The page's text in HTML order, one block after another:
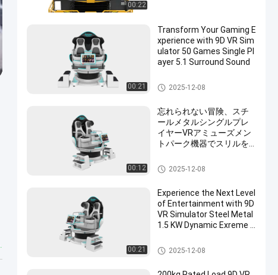
00:22
00:21
Transform Your Gaming E
xperience with 9D VR Sim
ulator 50 Games Single Pl
ayer 5.1 Surround Sound
9D VRシミュレータ
2025-12-08
00:12
忘れられない冒険、スチ
ールメタルシングルプレ
イヤーVRアミューズメン
トパーク機器でスリルを
9D VRシミュレータ
2025-12-08
00:21
Experience the Next Level
of Entertainment with 9D
VR Simulator Steel Metal
1.5 KW Dynamic Exreme T
9D VRシミュレータ
2025-12-08